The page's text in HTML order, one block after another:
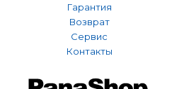
Гарантия
Возврат
Сервис
Контакты